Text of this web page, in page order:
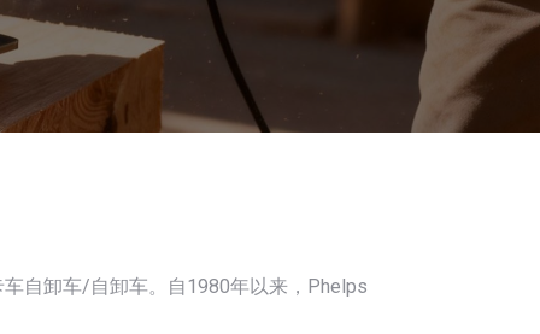
自卸车/自卸车。自1980年以来，Phelps